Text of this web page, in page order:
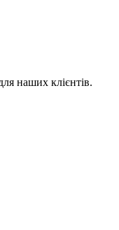
наших клієнтів.